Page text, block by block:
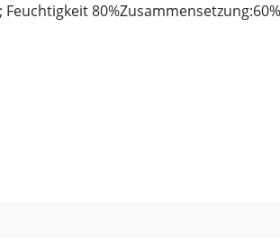
Feuchtigkeit
nach dem Kauf noch lange haltbar